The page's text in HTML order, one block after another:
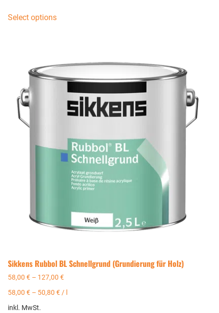
Select options
Sikkens Rubbol BL Schnellgrund (Grundierung für Holz)
58,00 € – 127,00 €
58,00 € – 50,80 € /
inkl. MwSt.